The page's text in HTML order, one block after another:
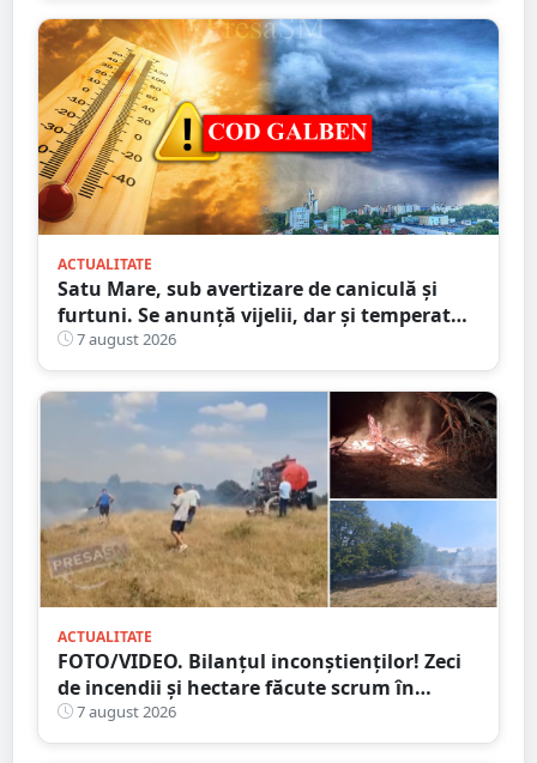
ACTUALITATE
Satu Mare, sub avertizare de caniculă și
furtuni. Se anunță vijelii, dar și temperaturi
ridicate. Avertizarea ANM
7 august 2026
ACTUALITATE
FOTO/VIDEO. Bilanțul inconștienților! Zeci
de incendii și hectare făcute scrum în
județul Satu Mare
7 august 2026